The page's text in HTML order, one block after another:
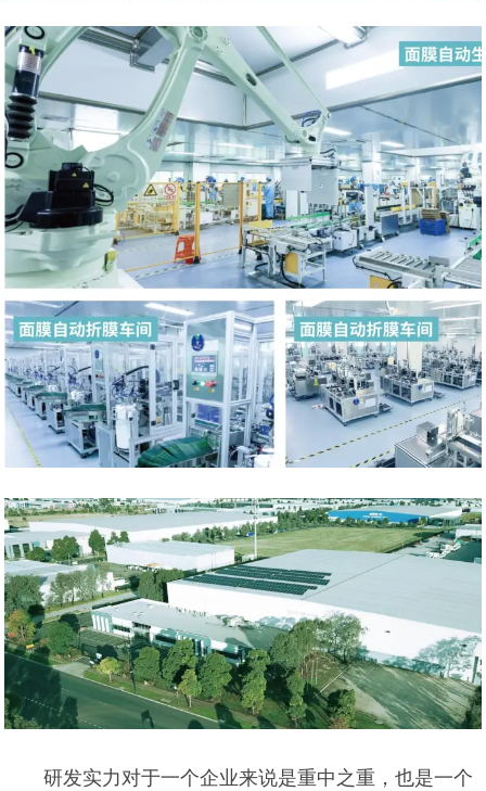
研发实力对于一个企业来说是重中之重，也是一个